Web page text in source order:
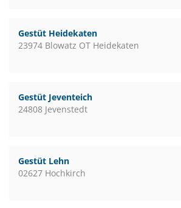
Gestüt Heidekaten
23974 Blowatz OT Heidekaten
Gestüt Jeventeich
24808 Jevenstedt
Gestüt Lehn
02627 Hochkirch